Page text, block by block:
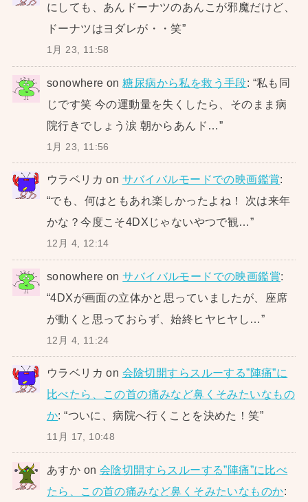
にしても、あんドーナツのあんこが邪魔だけど、
ドーナツはヨダレが・・笑”
1月 23, 11:58
sonowhere on糖尿病から私を救う手段: “私も同
じです笑 今の運動量を失くしたら、そのまま病
院行きでしょう涙 朝からあんド…”
1月 23, 11:56
ウラベリカ on サバイバルモードでの映画鑑賞:
“でも、何はともあれ楽しかったよね！ 次は来年
かな？今度こそ4DXじゃないやつで観…”
12月 4, 12:14
sonowhere onサバイバルモードでの映画鑑賞:
“4DXが画面の立体かと思っていましたが、座席
が動くと思っておらず、始終ヒヤヒヤし…”
12月 4, 11:24
ウラベリカ on 会陰切開すらスルーする”陣痛”に
比べたら、この首の痛みなど鼻くそみたいなもの
か: “ついに、病院へ行くことを決めた！笑”
11月 17, 10:48
あすか on 会陰切開すらスルーする”陣痛”に比べ
たら、この首の痛みなど鼻くそみたいなものか: